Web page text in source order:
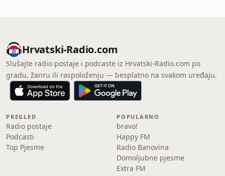
Hrvatski-Radio.com
Slušajte radio postaje i podcaste iz Hrvatski-Radio.com po
gradu, žanru ili raspoloženju — besplatno na svakom uređaju.
PREGLED
Radio postaje
Podcasti
Top Pjesme
POPULARNO
bravo!
Happy FM
Radio Banovina
Domoljubne pjesme
Extra FM